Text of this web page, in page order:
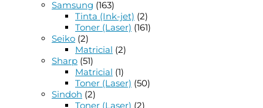
Samsung (163)
Tinta (Ink-jet) (2)
Toner (Laser) (161)
Seiko (2)
Matricial (2)
Sharp (51)
Matricial (1)
Toner (Laser) (50)
Sindoh (2)
Toner (Laser) (2)